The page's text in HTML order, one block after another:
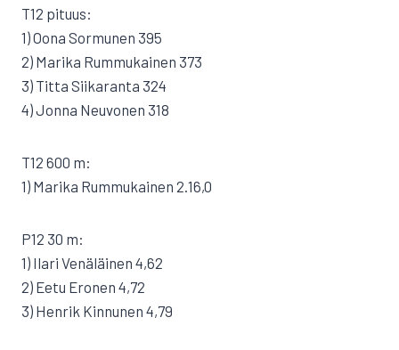
T12 pituus:
1) Oona Sormunen 395
2) Marika Rummukainen 373
3) Titta Siikaranta 324
4) Jonna Neuvonen 318
T12 600 m:
1) Marika Rummukainen 2.16,0
P12 30 m:
1) Ilari Venäläinen 4,62
2) Eetu Eronen 4,72
3) Henrik Kinnunen 4,79